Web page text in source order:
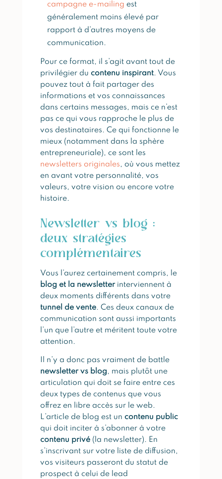
campagne e-mailing est
généralement moins élevé par
rapport à d’autres moyens de
communication.
Pour ce format, il s’agit avant tout de
privilégier du contenu inspirant. Vous
pouvez tout à fait partager des
informations et vos connaissances
dans certains messages, mais ce n’est
pas ce qui vous rapproche le plus de
vos destinataires. Ce qui fonctionne le
mieux (notamment dans la sphère
entrepreneuriale), ce sont les
newsletters originales, où vous mettez
en avant votre personnalité, vos
valeurs, votre vision ou encore votre
histoire.
Newsletter vs blog :
deux stratégies
complémentaires
Vous l’aurez certainement compris, le
blog et la newsletterinterviennent à
deux moments différents dans votre
tunnel de vente. Ces deux canaux de
communication sont aussi importants
l’un que l’autre et méritent toute votre
attention.
Il n’y a donc pas vraiment de battle
newsletter vs blog, mais plutôt une
articulation qui doit se faire entre ces
deux types de contenus que vous
offrez en libre accès sur le web.
L’article de blog est un contenu public
qui doit inciter à s’abonner à votre
contenu privé(la newsletter). En
s’inscrivant sur votre liste de diffusion,
vos visiteurs passeront du statut de
prospect à celui de lead